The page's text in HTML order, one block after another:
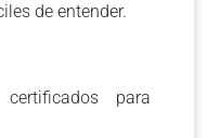
de entender.
para